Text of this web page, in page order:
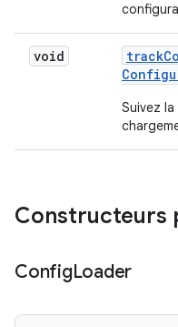
void track
Suivez
Constructeurs
ConfigLoader